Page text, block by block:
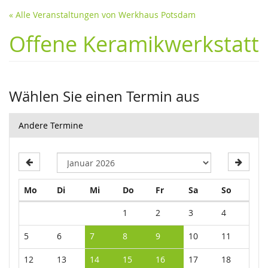
« Alle Veranstaltungen von Werkhaus Potsdam
Offene Keramikwerkstatt
Wählen Sie einen Termin aus
Andere Termine
Mo Montag
DiDienstag
MiMittwoch
Do Donnerstag
FrFreitagSaSamstag
So
1 2 3 4
5 6 7 8 9 10 11
12 13 14 15 16 17 18